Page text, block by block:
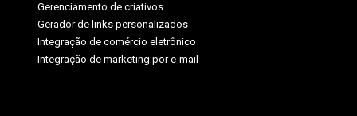
Gerenciamento de criativos
Gerador de links personalizados
Integração de comércio eletrônico
Integração de marketing por e-mail